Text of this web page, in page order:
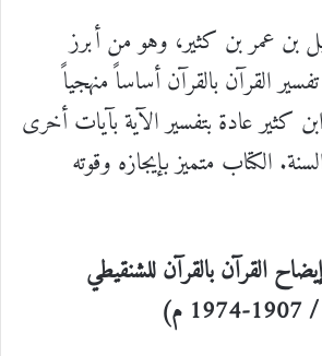
بن عمر بن كثير، وهو من أبرز
القرآن بالقرآن أساساً منهجياً
كثير عادة بتفسير الآية بآيات أخرى
الكتاب متميز بإيجازه وقوته
القرآن بالقرآن للشنقيطي